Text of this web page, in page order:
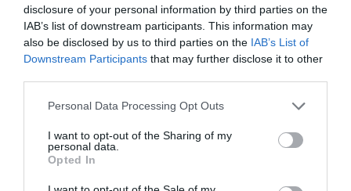
disclosure of your personal information by third parties on the
IAB’s list of downstream participants. This information may
also be disclosed by us to third parties on the IAB’s List of
Downstream Participants that may further disclose it to other
Personal Data Processing Opt Outs
I want to opt-out of the Sharing of my
personal data.
Opted In
CARMEN LÓPEZ ÁLVAREZ BARCELONA 01/12/2022